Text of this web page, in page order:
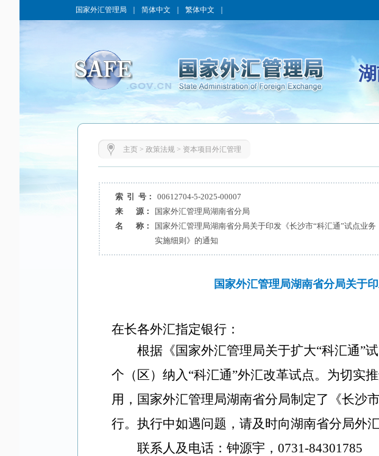
国家外汇管理局 简体中文 繁体中文
主页> 政策法规> 资本项目外汇管理
索 引 号： 00612704-5-2025-00007
来 源：
国家外汇管理局湖南省分局
名 称：
国家外汇管理局湖南省分局关于印发《长沙市“科汇通”试点业务
实施细则》的通知
国家外汇管理局湖南省分局关于
在长各外汇指定银行：
根据《国家外汇管理局关于扩大“科汇通”
个（区）纳入“科汇通”外汇改革试点。为切实
用， 国家外汇管理局湖南省分局制定了 《长沙
行。 执行中如遇问题，请及时向湖南省分局外汇
联系人及电话： 钟源宇， 0731-84301785